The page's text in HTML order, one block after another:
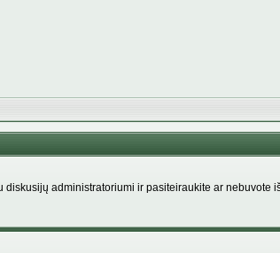
administratoriumi ir pasiteiraukite ar nebuvote